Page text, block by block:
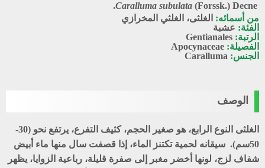
Caralluma subulata (Forssk.) Decne.
من أسمائه: الغلثى، الغلثي المخرازي
الفئة: عشبة
الرتبة: Gentianales
الفصيلة: Apocynaceae
الجنس: Caralluma
الوصف
الغلثى النوع الرابع، هو صغير الحجم، كثيف التفرع، يرتفع نحو (30-
50سم). سيقانه لحمية تكتنز الماء، إذا قصفت سال منها ماء أبيض
شفاف لزج، لونها أخضر مغبر إلى صفرة قليلة، رباعية الزوايا، يظهر